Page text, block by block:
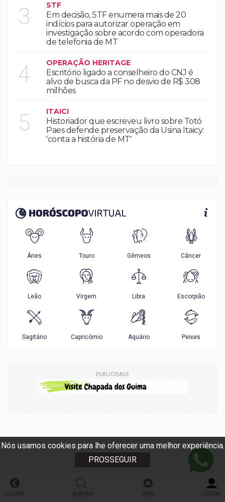
Nós usamos cookies para lhe oferecer uma melhor experiência.
PROSSEGUIR
3 STF
Em decisão, STF enumera mais de 20
indícios para autorizar operação em
investigação sobre acordo com operadora
de telefonia de MT
4 OPERAÇÃO HERITAGE
Escritório ligado a conselheiro do CNJ é
alvo de busca da PF no desvio de R$ 308
milhões
5 ITAICI
Historiador que escreveu livro sobre Totó
Paes defende preservação da Usina Itaicy:
'conta a história de MT'
PUBLICIDADE
VOLTAR BUSCAR MAIS LOGIN